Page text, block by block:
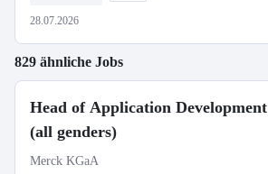
28.07.2026
829 ähnliche Jobs
Head of Application Development
(all genders)
Merck KGaA